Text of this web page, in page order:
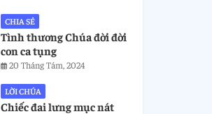
CHIA SẺ
Tình thương Chúa đời đời
con ca tụng
20 Tháng Tám, 2024
LỜI CHÚA
Chiếc đai lưng mục nát